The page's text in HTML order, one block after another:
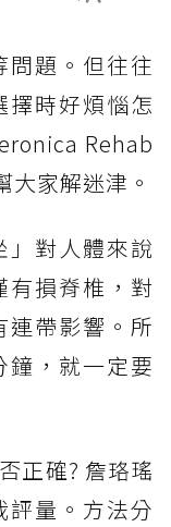
問題。但往往
擇時好煩惱怎
Rehab
家解迷津。
」對人體來說
有損脊椎，對
連帶影響。所
鐘，就一定要
正確? 詹珞瑤
評量。方法分